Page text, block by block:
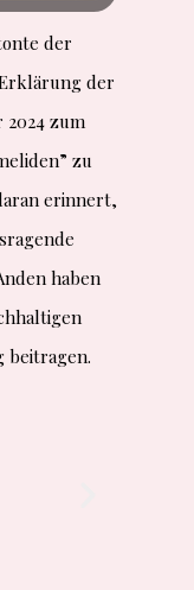
der
der
2024 zum
zu
erinnert,
haben
beitragen.